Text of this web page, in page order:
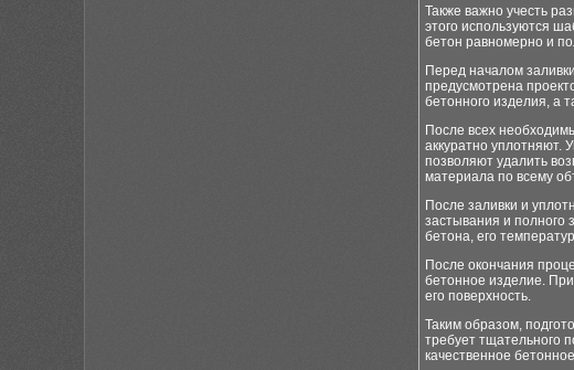
Также важно учесть
этого используются
бетон равномерно и
Перед началом
предусмотрена
бетонного изделия, а
После всех
аккуратно уплотняют.
позволяют удалить
материала по всему
После заливки и
застывания и полного
бетона, его
После окончания
бетонное изделие.
его поверхность.
Таким образом,
требует тщательного
качественное